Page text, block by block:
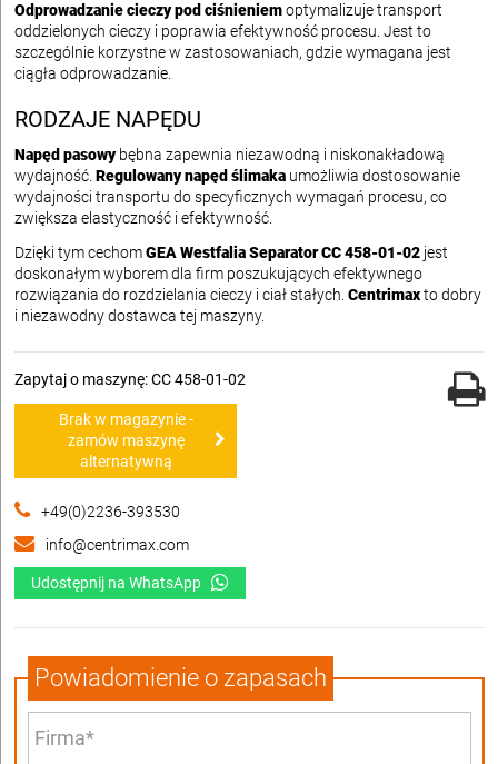
Odprowadzanie cieczy pod ciśnieniemoptymalizuje transport
oddzielonych cieczy i poprawia efektywność procesu. Jest to
szczególnie korzystne w zastosowaniach, gdzie wymagana jest
ciągła odprowadzanie.
RODZAJE NAPĘDU
Napęd pasowybębna zapewnia niezawodną i niskonakładową
wydajność. Regulowany napęd ślimaka umożliwia dostosowanie
wydajności transportu do specyficznych wymagań procesu, co
zwiększa elastyczność i efektywność.
Dzięki tym cechomGEA Westfalia Separator CC 458-01-02 jest
doskonałym wyborem dla firm poszukujących efektywnego
rozwiązania do rozdzielania cieczy i ciał stałych. Centrimaxto dobry
i niezawodny dostawca tej maszyny.
Zapytaj o maszynę: CC 458-01-02
Brak w magazynie -
zamów maszynę
alternatywną
+49(0)2236-393530
info@centrimax.com
Udostępnij na WhatsApp
Powiadomienie o zapasach